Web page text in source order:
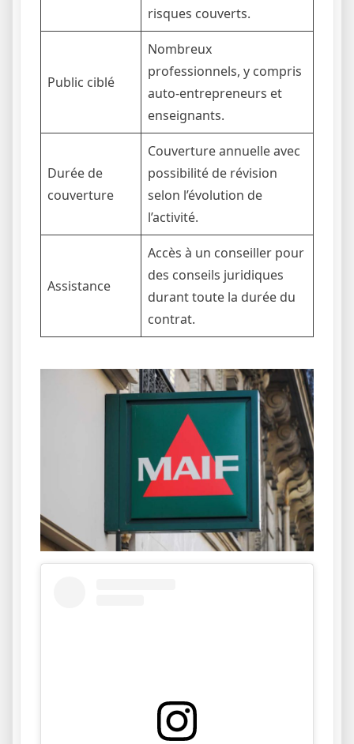
risques couverts.
Public ciblé
Nombreux
professionnels, y compris
auto-entrepreneurs et
enseignants.
Durée de
couverture
Couverture annuelle avec
possibilité de révision
selon l’évolution de
l’activité.
Assistance
Accès à un conseiller pour
des conseils juridiques
durant toute la durée du
contrat.